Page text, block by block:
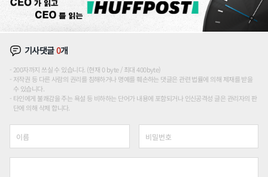
기사댓글0개
200자까지 쓰실 수 있습니다. (현재 0 byte / 최대 400byte)
저작권 등 다른 사람의 권리를 침해하거나 명예를 훼손하는 댓글은 관련 법률에 의해 제재를 받을
수 있습니다.
타인에게 불쾌감을 주는 욕설 등 비하하는 단어가 내용에 포함되거나 인신공격성 글은 관리자의 판
단에 의해 삭제 합니다.